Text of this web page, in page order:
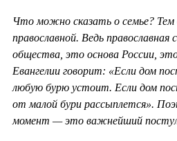
Что можно сказать о семье? Тем
православной. Ведь
общества, это основа России,
Евангелии говорит: «Если дом
любую бурю устоит. Если дом
от малой бури рассыплется».
момент — это важнейший